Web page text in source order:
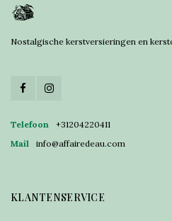
Nostalgische kerstversieringen en
Telefoon
+31204220411
Mail
info@affairedeau.com
KLANTENSERVICE